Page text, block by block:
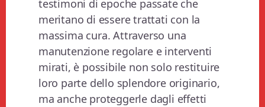
testimoni di epoche passate che
meritano di essere trattati con la
massima cura. Attraverso una
manutenzione regolare e interventi
mirati, è possibile non solo restituire
loro parte dello splendore originario,
ma anche proteggerle dagli effetti